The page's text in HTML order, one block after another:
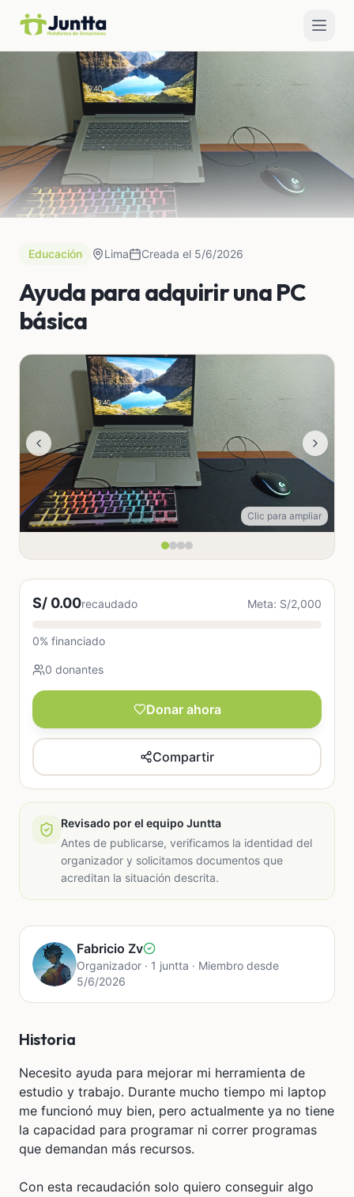
Educación Lima Creada el 5/6/2026
Ayuda para adquirir una PC
básica
Clic para ampliar
S/ 0.00recaudado Meta: S/2,000
0% financiado
0 donantes
Donar ahora
Compartir
Revisado por el equipo Juntta
Antes de publicarse, verificamos la identidad del
organizador y solicitamos documentos que
acreditan la situación descrita.
Fabricio Zv
Organizador · 1 juntta · Miembro desde
5/6/2026
Historia
Necesito ayuda para mejorar mi herramienta de
estudio y trabajo. Durante mucho tiempo mi laptop
me funcionó muy bien, pero actualmente ya no tiene
la capacidad para programar ni correr programas
que demandan más recursos.
Con esta recaudación solo quiero conseguir algo